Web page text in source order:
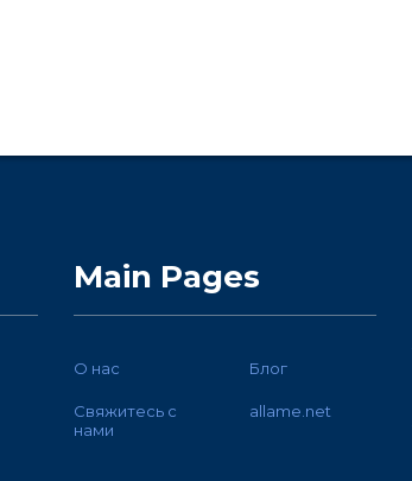
Main Pages
О нас Блог
Свяжитесь с
нами
allame.net